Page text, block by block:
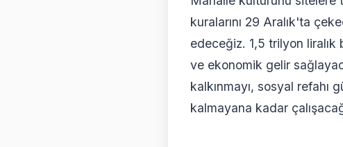
kuralarını 29 Aralık'ta
edeceğiz. 1,5 trilyon liralık
ve ekonomik gelir
kalkınmayı, sosyal
kalmayana kadar